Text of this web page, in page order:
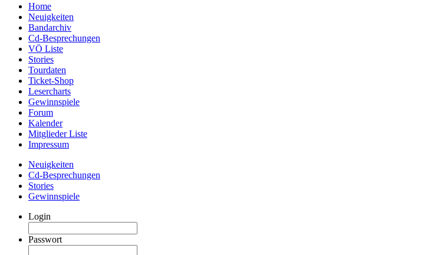
Home
Neuigkeiten
Bandarchiv
Cd-Besprechungen
VÖ Liste
Stories
Tourdaten
Ticket-Shop
Lesercharts
Gewinnspiele
Forum
Kalender
Mitglieder Liste
Impressum
Neuigkeiten
Cd-Besprechungen
Stories
Gewinnspiele
Login
Passwort